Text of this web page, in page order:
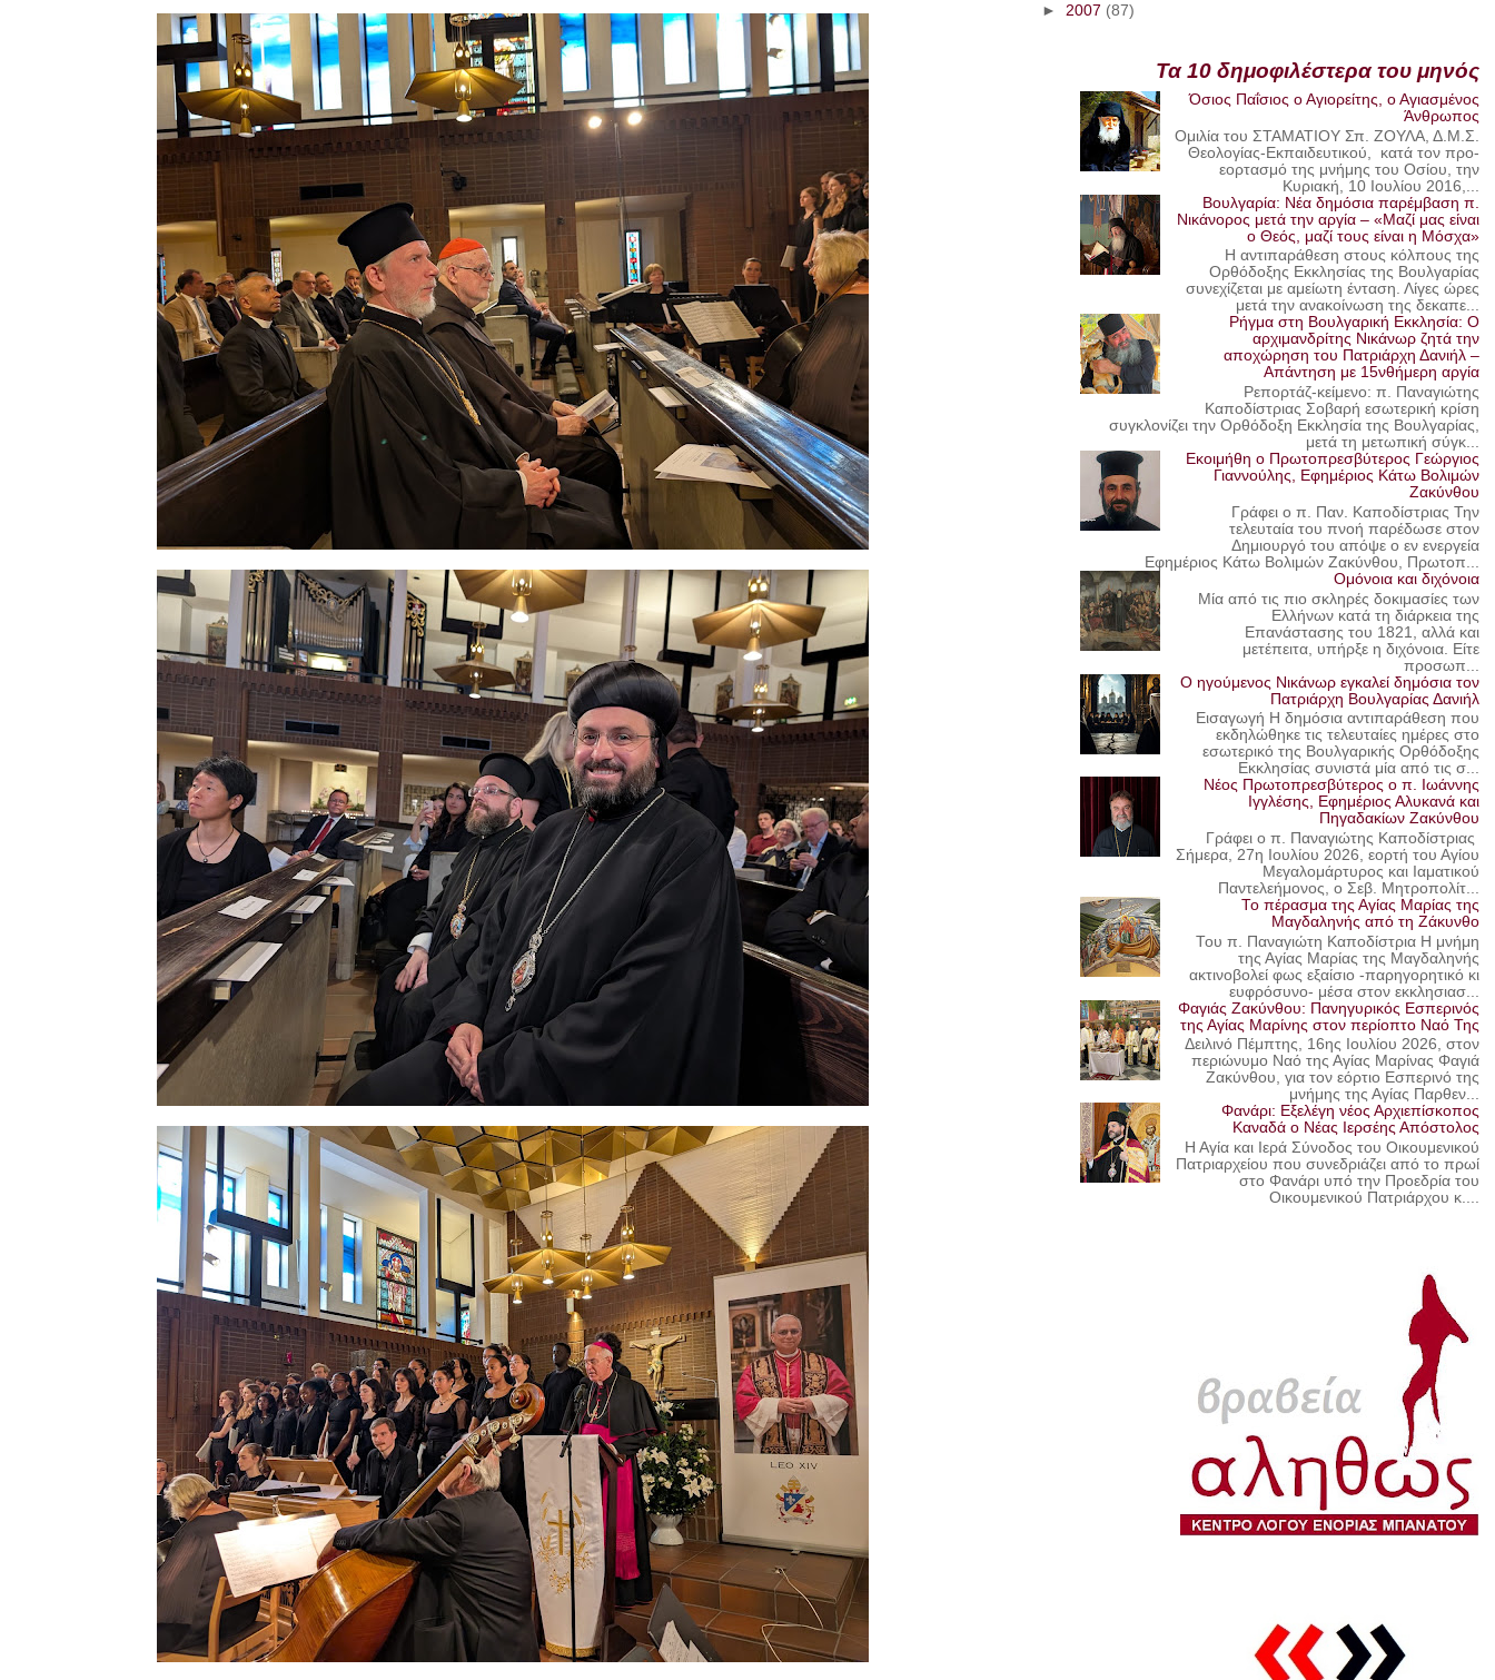
► 2007 (87)
Τα 10 δημοφιλέστερα του μηνός
Όσιος Παΐσιος ο Αγιορείτης, ο Αγιασμένος
Άνθρωπος
Ομιλία του ΣΤΑΜΑΤΙΟΥ Σπ. ΖΟΥΛΑ, Δ.Μ.Σ.
Θεολογίας-Εκπαιδευτικού, κατά τον προ-
εορτασμό της μνήμης του Οσίου, την
Κυριακή, 10 Ιουλίου 2016,...
Βουλγαρία: Νέα δημόσια παρέμβαση π.
Νικάνορος μετά την αργία – «Μαζί μας είναι
ο Θεός, μαζί τους είναι η Μόσχα»
Η αντιπαράθεση στους κόλπους της
Ορθόδοξης Εκκλησίας της Βουλγαρίας
συνεχίζεται με αμείωτη ένταση. Λίγες ώρες
μετά την ανακοίνωση της δεκαπε...
Ρήγμα στη Βουλγαρική Εκκλησία: Ο
αρχιμανδρίτης Νικάνωρ ζητά την
αποχώρηση του Πατριάρχη Δανιήλ –
Απάντηση με 15νθήμερη αργία
Ρεπορτάζ-κείμενο: π. Παναγιώτης
Καποδίστριας Σοβαρή εσωτερική κρίση
συγκλονίζει την Ορθόδοξη Εκκλησία της Βουλγαρίας,
μετά τη μετωπική σύγκ...
Εκοιμήθη ο Πρωτοπρεσβύτερος Γεώργιος
Γιαννούλης, Εφημέριος Κάτω Βολιμών
Ζακύνθου
Γράφει ο π. Παν. Καποδίστριας Την
τελευταία του πνοή παρέδωσε στον
Δημιουργό του απόψε ο εν ενεργεία
Εφημέριος Κάτω Βολιμών Ζακύνθου, Πρωτοπ...
Ομόνοια και διχόνοια
Μία από τις πιο σκληρές δοκιμασίες των
Ελλήνων κατά τη διάρκεια της
Επανάστασης του 1821, αλλά και
μετέπειτα, υπήρξε η διχόνοια. Είτε
προσωπ...
Ο ηγούμενος Νικάνωρ εγκαλεί δημόσια τον
Πατριάρχη Βουλγαρίας Δανιήλ
Εισαγωγή Η δημόσια αντιπαράθεση που
εκδηλώθηκε τις τελευταίες ημέρες στο
εσωτερικό της Βουλγαρικής Ορθόδοξης
Εκκλησίας συνιστά μία από τις σ...
Νέος Πρωτοπρεσβύτερος ο π. Ιωάννης
Ιγγλέσης, Εφημέριος Αλυκανά και
Πηγαδακίων Ζακύνθου
Γράφει ο π. Παναγιώτης Καποδίστριας
Σήμερα, 27η Ιουλίου 2026, εορτή του Αγίου
Μεγαλομάρτυρος και Ιαματικού
Παντελεήμονος, ο Σεβ. Μητροπολίτ...
Το πέρασμα της Αγίας Μαρίας της
Μαγδαληνής από τη Ζάκυνθο
Του π. Παναγιώτη Καποδίστρια Η μνήμη
της Αγίας Μαρίας της Μαγδαληνής
ακτινοβολεί φως εξαίσιο -παρηγορητικό κι
ευφρόσυνο- μέσα στον εκκλησιασ...
Φαγιάς Ζακύνθου: Πανηγυρικός Εσπερινός
της Αγίας Μαρίνης στον περίοπτο Ναό Της
Δειλινό Πέμπτης, 16ης Ιουλίου 2026, στον
περιώνυμο Ναό της Αγίας Μαρίνας Φαγιά
Ζακύνθου, για τον εόρτιο Εσπερινό της
μνήμης της Αγίας Παρθεν...
Φανάρι: Εξελέγη νέος Αρχιεπίσκοπος
Καναδά ο Νέας Ιερσέης Απόστολος
Η Αγία και Ιερά Σύνοδος του Οικουμενικού
Πατριαρχείου που συνεδριάζει από το πρωί
στο Φανάρι υπό την Προεδρία του
Οικουμενικού Πατριάρχου κ....